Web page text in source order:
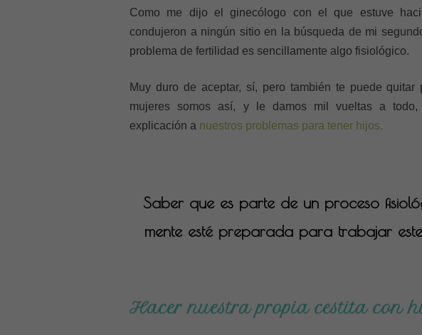
Como me dijo el ginecólogo con el que estuve
condujeron a ningún sitio en la búsqueda de mi
problema de fertilidad es sencillamente algo fisiológico.
Muy duro de aceptar, sí, pero también te puede
mujeres somos así, y le damos mil vueltas a todo,
explicación a nuestros problemas para tener hijos.
Saber que es parte de un proceso
mente esté preparada para trabajar
Hacer nuestra propia cestita con